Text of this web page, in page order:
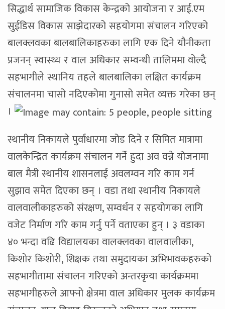
सिद्धार्थ सामाजिक विकास केन्द्रको आयोजना र आई.एम
सुईडिस विकास साझेदारको सहयोगमा संचालन गरिएको
बालक्लवका बालबालिकाहरुका लागि एक दिने यौनीकता
प्रजनन् स्वास्थ्य र वाल अधिकार सम्वन्धी तालिममा वोल्दै
सहभागीले स्थानिय तहले बालबालिका लक्षित कार्यक्रम
संचालनमा चासो नदिएकोमा गुनासो समेत व्यक्त गरेका छन्
।
स्थानीय निकायले पुर्वाधारमा जोड दिने र सिमित मात्रामा
वालकेन्द्रित कार्यक्रम संचालन गर्ने हुदा अव वन्ने योजनामा
बाल मैत्री स्थानीय शासनलाई अवलम्वन गरि काम गर्न
सुझाव समेत दिएका छन् । वडा तथा स्थानीय निकायले
वालवालीकाहरुको संरक्षण, सम्वर्धन र सहयोगका लागि
वजेट निर्माण गरि काम गर्नु पर्ने वताएका हुन् । ३ वडाका
४० भन्दा वढि विद्यालयका वालक्लवका वालवालीका,
किशोर किशोरी, शिक्षक तथा समुदायका अभिभावकहरुको
सहभागीतामा संचालन गरिएको अन्तरकृया कार्यक्रममा
सहभागीहरुले आफ्नो क्षेत्रमा वाल अधिकार मुलक कार्यक्रम